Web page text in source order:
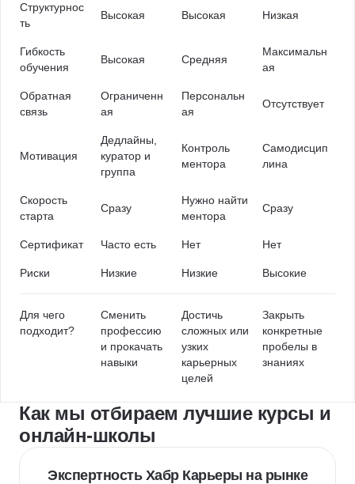
Структурнос
ть
Высокая Высокая Низкая
Гибкость
обучения
Высокая Средняя
Максимальн
ая
Обратная
связь
Ограниченн
ая
Персональн
ая
Отсутствует
Мотивация
Дедлайны,
куратор и
группа
Контроль
ментора
Самодисцип
лина
Скорость
старта
Сразу
Нужно найти
ментора
Сразу
Сертификат Часто есть Нет Нет
Риски Низкие Низкие Высокие
Для чего
подходит?
Сменить
профессию
и прокачать
навыки
Достичь
сложных или
узких
карьерных
целей
Закрыть
конкретные
пробелы в
знаниях
Как мы отбираем лучшие курсы и
онлайн-школы
Экспертность Хабр Карьеры на рынке